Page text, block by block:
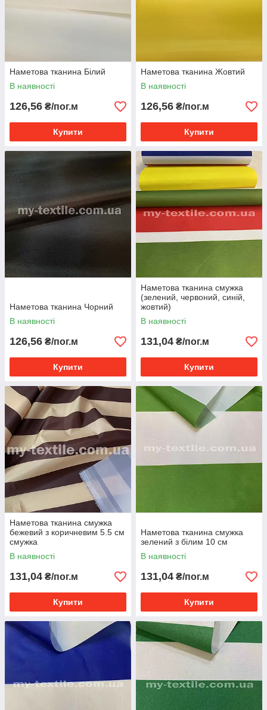
Наметова тканина Білий
В наявності
126,56 ₴/пог.м
Купити
Наметова тканина Жовтий
В наявності
126,56 ₴/пог.м
Купити
Наметова тканина Чорний
В наявності
126,56 ₴/пог.м
Купити
Наметова тканина смужка
(зелений, червоний, синій,
жовтий)
В наявності
131,04 ₴/пог.м
Купити
Наметова тканина смужка
бежевий з коричневим 5.5 см
смужка
В наявності
131,04 ₴/пог.м
Купити
Наметова тканина смужка
зелений з білим 10 см
В наявності
131,04 ₴/пог.м
Купити